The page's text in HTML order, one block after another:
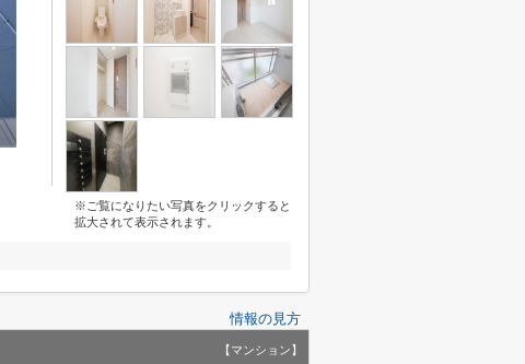
※ご覧になりたい写真をクリックすると
拡大されて表示されます。
情報の見方
【マンション】